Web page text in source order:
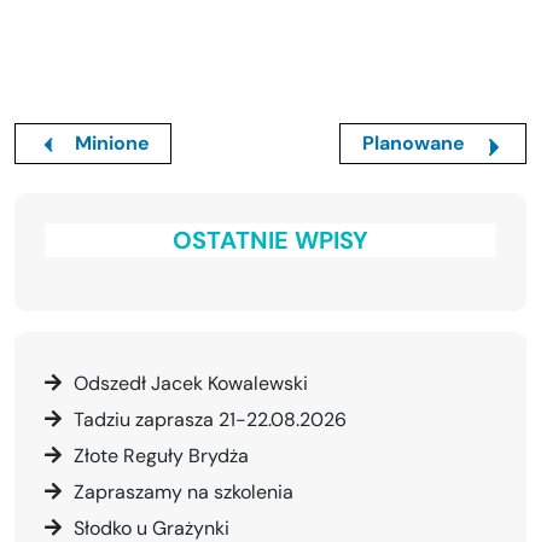
Minione Planowane
OSTATNIE WPISY
Odszedł Jacek Kowalewski
Tadziu zaprasza 21-22.08.2026
Złote Reguły Brydża
Zapraszamy na szkolenia
Słodko u Grażynki